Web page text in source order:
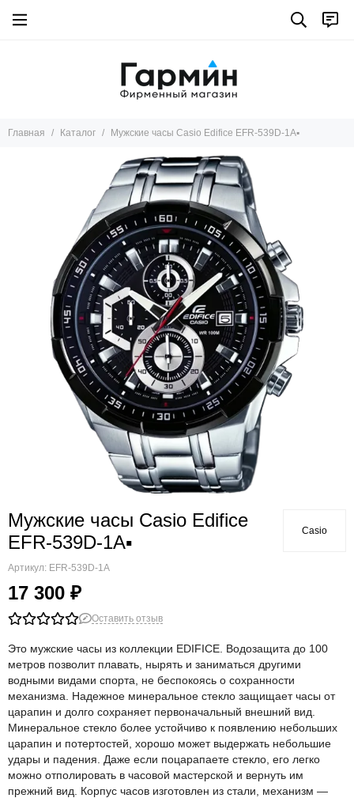
Главная Каталог Мужские часы Casio Edifice EFR-539D-1A▪
Мужские часы Casio Edifice
EFR-539D-1A▪
Артикул: EFR-539D-1A
17 300 ₽
Casio
Оставить отзыв
Это мужские часы из коллекции EDIFICE. Водозащита до 100
метров позволит плавать, нырять и заниматься другими
водными видами спорта, не беспокоясь о сохранности
механизма. Надежное минеральное стекло защищает часы от
царапин и долго сохраняет первоначальный внешний вид.
Минеральное стекло более устойчиво к появлению небольших
царапин и потертостей, хорошо может выдержать небольшие
удары и падения. Даже если поцарапаете стекло, его легко
можно отполировать в часовой мастерской и вернуть им
прежний вид. Корпус часов изготовлен из стали, механизм —